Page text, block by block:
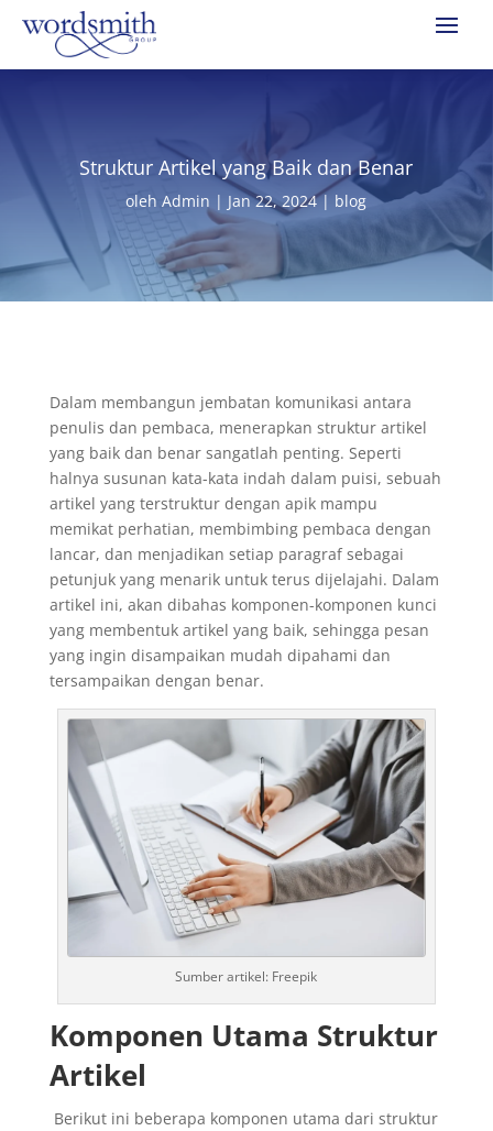
Struktur Artikel yang Baik dan Benar
olehAdmin | Jan 22, 2024| blog
Dalam membangun jembatan komunikasi antara
penulis dan pembaca, menerapkan struktur artikel
yang baik dan benar sangatlah penting. Seperti
halnya susunan kata-kata indah dalam puisi, sebuah
artikel yang terstruktur dengan apik mampu
memikat perhatian, membimbing pembaca dengan
lancar, dan menjadikan setiap paragraf sebagai
petunjuk yang menarik untuk terus dijelajahi. Dalam
artikel ini, akan dibahas komponen-komponen kunci
yang membentuk artikel yang baik, sehingga pesan
yang ingin disampaikan mudah dipahami dan
tersampaikan dengan benar.
Sumber artikel: Freepik
Komponen Utama Struktur
Artikel
Berikut ini beberapa komponen utama dari struktur